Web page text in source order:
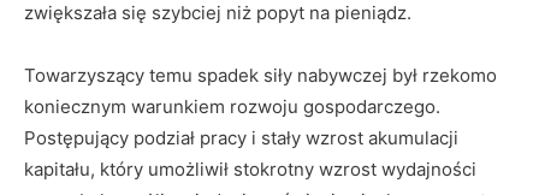
zwiększała się szybciej niż popyt na pieniądz.
Towarzyszący temu spadek siły nabywczej był rzekomo
koniecznym warunkiem rozwoju gospodarczego.
Postępujący podział pracy i stały wzrost akumulacji
kapitału, który umożliwił stokrotny wzrost wydajności